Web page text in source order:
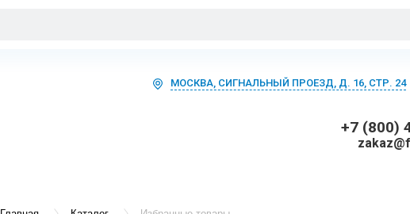
МОСКВА, СИГНАЛЬНЫЙ ПРОЕЗД, Д. 16, СТР. 24
+7 (800)